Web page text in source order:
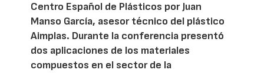
Centro Español de Plásticos por Juan
Manso García, asesor técnico del plástico
Aimplas. Durante la conferencia presentó
dos aplicaciones de los materiales
compuestos en el sector de la